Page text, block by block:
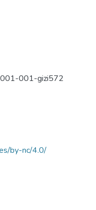
001-gizi572
by-nc/4.0/